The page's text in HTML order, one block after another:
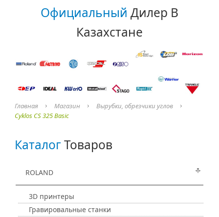
Официальный Дилер В
Казахстане
Главная Магазин
Вырубки, обрезчики углов
Cyklos CS 325 Basic
КаталогТоваров
ROLAND
3D принтеры
Гравировальные станки